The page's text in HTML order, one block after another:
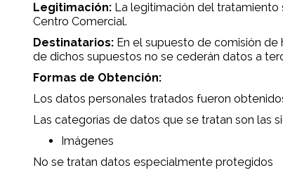
Legitimación: La legitimación del tratamiento
Centro Comercial.
Destinatarios: En el supuesto de comisión
de dichos supuestos no se cederán datos a
Formas de Obtención:
Los datos personales tratados fueron
Las categorías de datos que se tratan son las
Imágenes
No se tratan datos especialmente protegidos